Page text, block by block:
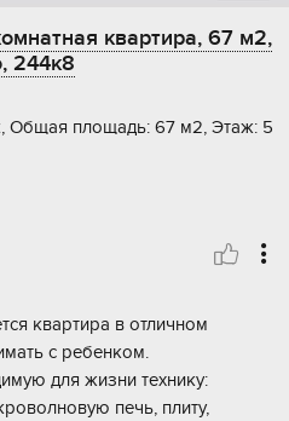
квартира, 67 м2,
244к8
Общая площадь: 67 м2, Этаж: 5
квартира в отличном
с ребенком.
для жизни технику:
печь, плиту,